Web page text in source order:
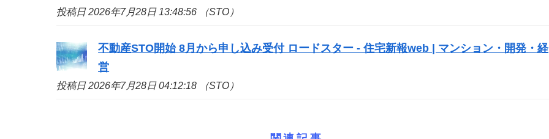
投稿日 2026年7月28日 13:48:56 （STO）
不動産STO開始 8月から申し込み受付 ロードスター - 住宅新報web | マンション・開発・経
営
投稿日 2026年7月28日 04:12:18 （STO）